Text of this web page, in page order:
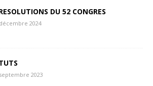
DU 52 CONGRES
2024
2023